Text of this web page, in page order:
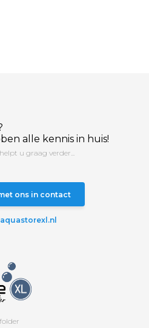
alle kennis in huis!
u graag verder...
ons in contact